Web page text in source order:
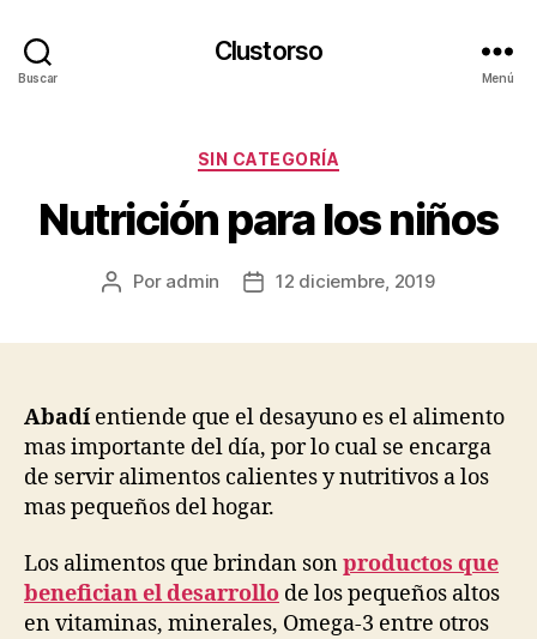
Buscar
Clustorso
Menú
Categorías
SIN CATEGORÍA
Nutrición para los niños
Autor
Por admin
Fecha12 diciembre, 2019
Abadíentiende que el desayuno es el alimento
mas importante del día, por lo cual se encarga
de servir alimentos calientes y nutritivos a los
mas pequeños del hogar.
Los alimentos que brindan sonproductos que
benefician el desarrollo de los pequeños altos
en vitaminas, minerales, Omega-3 entre otros